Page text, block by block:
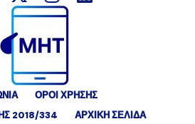
ΟΡΟΙ ΧΡΗΣΗΣ
2018/334
ΑΡΧΙΚΗ ΣΕΛΙΔΑ